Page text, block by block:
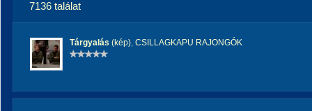
7136 találat
Tárgyalás (kép), CSILLAGKAPU RAJONGÓK